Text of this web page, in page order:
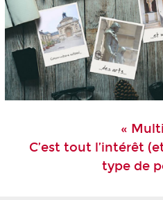
«
C’est tout l’intérêt
type de